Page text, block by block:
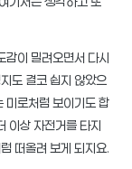
감이 밀려오면서 다시
도 결코 쉽지 않았으
미로처럼 보이기도 합
이상 자전거를 타지
떠올려 보게 되지요.